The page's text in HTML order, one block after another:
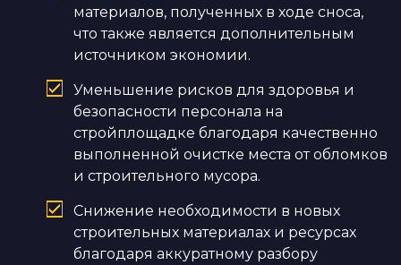
материалов, полученных в ходе сноса,
что также является дополнительным
источником экономии.
Уменьшение рисков для здоровья и
безопасности персонала на
стройплощадке благодаря качественно
выполненной очистке места от обломков
и строительного мусора.
Снижение необходимости в новых
строительных материалах и ресурсах
благодаря аккуратному разбору